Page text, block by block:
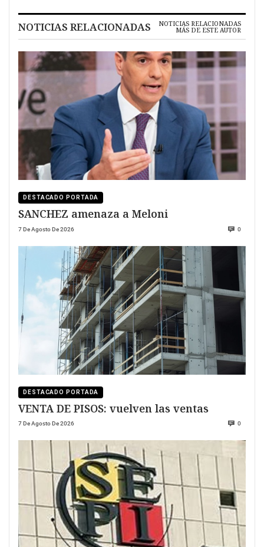
NOTICIAS RELACIONADAS NOTICIAS RELACIONADAS
MÁS DE ESTE AUTOR
DESTACADO PORTADA
SANCHEZ amenaza a Meloni
7 De Agosto De 2026 0
DESTACADO PORTADA
VENTA DE PISOS: vuelven las ventas
7 De Agosto De 2026 0